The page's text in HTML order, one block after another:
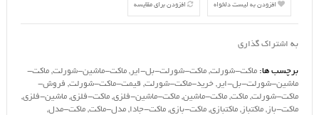
افزودن به لیست دلخواه افزودن برای مقایسه
به اشتراک گذاری
برچسب ها: ماکت-شورلت, ماکت-شورلت-بل-ایر , ماکت-ماشین-شورلت, ماکت-
ماشین-شورلت-بل-ایر , خرید-ماکت-شورلت, قیمت-ماکت-شورلت, فروش-
ماکت-شورلت, ماکت, ماکت-ماشین, ماکت-ماشین-فلزی, ماکت-فلزی, ماشین-فلزی,
ماکت-باز , ماکتباز , ماکتبازی, ماکت-بازی, ماکت-جادا, مدل-ماکت, ماکت-مدل,